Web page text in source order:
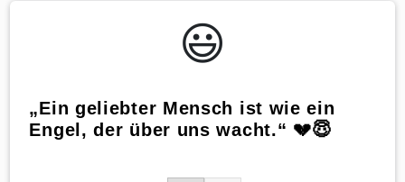
😃️
„Ein geliebter Mensch ist wie ein
Engel, der über uns wacht.“ 💔😇